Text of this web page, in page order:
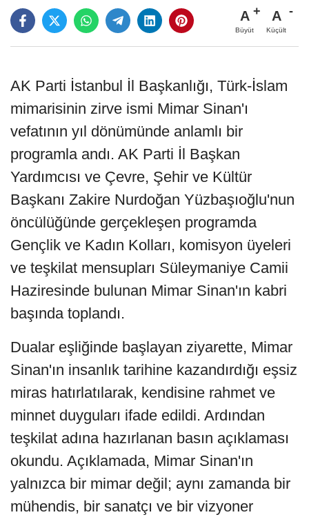
A
Büyüt
A
Küçült
AK Parti İstanbul İl Başkanlığı, Türk-İslam
mimarisinin zirve ismi Mimar Sinan'ı
vefatının yıl dönümünde anlamlı bir
programla andı. AK Parti İl Başkan
Yardımcısı ve Çevre, Şehir ve Kültür
Başkanı Zakire Nurdoğan Yüzbaşıoğlu'nun
öncülüğünde gerçekleşen programda
Gençlik ve Kadın Kolları, komisyon üyeleri
ve teşkilat mensupları Süleymaniye Camii
Haziresinde bulunan Mimar Sinan'ın kabri
başında toplandı.
Dualar eşliğinde başlayan ziyarette, Mimar
Sinan'ın insanlık tarihine kazandırdığı eşsiz
miras hatırlatılarak, kendisine rahmet ve
minnet duyguları ifade edildi. Ardından
teşkilat adına hazırlanan basın açıklaması
okundu. Açıklamada, Mimar Sinan'ın
yalnızca bir mimar değil; aynı zamanda bir
mühendis, bir sanatçı ve bir vizyoner